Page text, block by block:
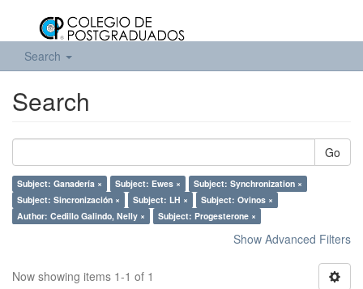
Search
Search
Go
Subject: Ganadería × Subject: Ewes ×
Subject: Synchronization ×
Subject: Sincronización ×
Subject: LH ×
Subject: Ovinos ×
Author: Cedillo Galindo, Nelly ×
Subject: Progesterone ×
Show Advanced Filters
Now showing items 1-1 of 1